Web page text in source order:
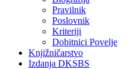
Pravilnik
Poslovnik
Kriteriji
Dobitnici Povelje
Knjižničarstvo
Izdanja DKSBS